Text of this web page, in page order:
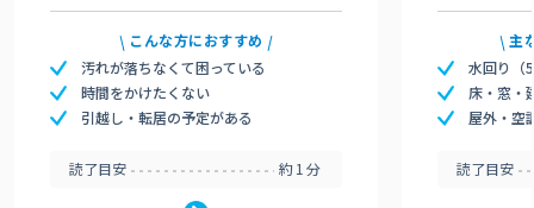
こんな方におすすめ
汚れが落ちなくて困っている
時間をかけたくない
引越し・転居の予定がある
読了目安 約1分
主
水回り（
床・窓・
屋外・空
読了目安